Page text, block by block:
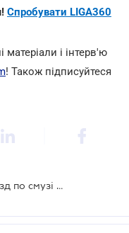
Спробувати LIGA360
матеріали і інтерв'ю
! Також підписуйтеся
Скоро почнуть штрафувати за проїзд по смузі громадського транспорту